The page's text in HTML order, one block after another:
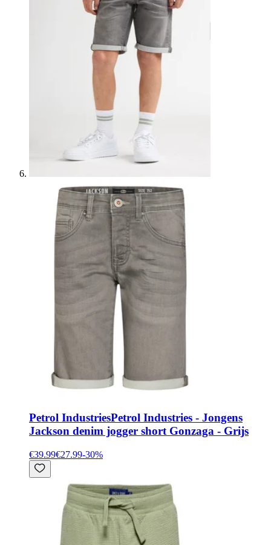
Petrol IndustriesPetrol Industries - Jongens
Jackson denim jogger short Gonzaga - Grijs
€39.99€27.99-30%